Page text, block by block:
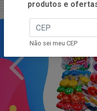
produtos e
Não sei meu CEP